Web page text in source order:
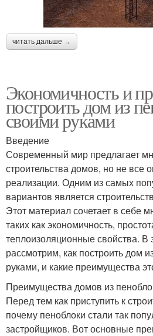
читать дальше →
Экономичность и
построить дом из
своими руками
Введение
Современный мир предлагает
строительства домов, но не все
реализации. Одним из самых
вариантов является
Этот материал сочетает в себе
таких как экономичность,
теплоизоляционные свойства. В
рассмотрим, как построить дом
руками, и какие преимущества
Преимущества домов из
Перед тем как приступить к
почему пеноблоки стали так
застройщиков. Вот основные